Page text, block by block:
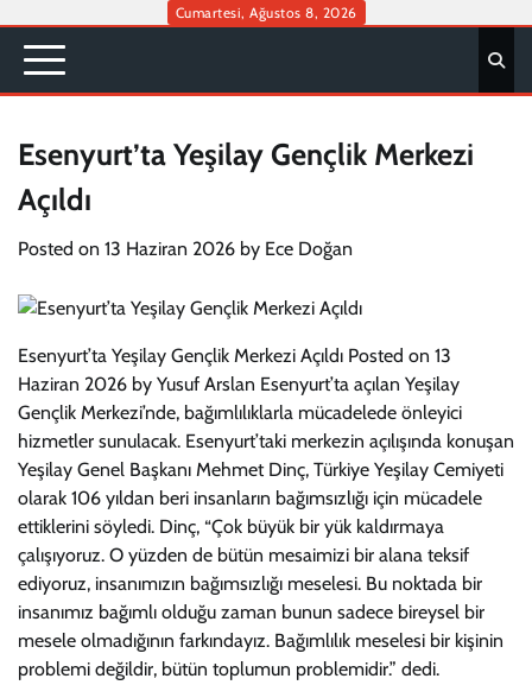
content
Cumartesi, Ağustos 8, 2026
Esenyurt’ta Yeşilay Gençlik Merkezi
Açıldı
Posted on 13 Haziran 2026 by Ece Doğan
Esenyurt’ta Yeşilay Gençlik Merkezi Açıldı Posted on 13
Haziran 2026 by Yusuf Arslan Esenyurt’ta açılan Yeşilay
Gençlik Merkezi’nde, bağımlılıklarla mücadelede önleyici
hizmetler sunulacak. Esenyurt’taki merkezin açılışında konuşan
Yeşilay Genel Başkanı Mehmet Dinç, Türkiye Yeşilay Cemiyeti
olarak 106 yıldan beri insanların bağımsızlığı için mücadele
ettiklerini söyledi. Dinç, “Çok büyük bir yük kaldırmaya
çalışıyoruz. O yüzden de bütün mesaimizi bir alana teksif
ediyoruz, insanımızın bağımsızlığı meselesi. Bu noktada bir
insanımız bağımlı olduğu zaman bunun sadece bireysel bir
mesele olmadığının farkındayız. Bağımlılık meselesi bir kişinin
problemi değildir, bütün toplumun problemidir.” dedi.